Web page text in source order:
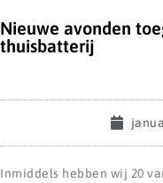
Nieuwe avonden
thuisbatterij
Inmiddels hebben wij 20